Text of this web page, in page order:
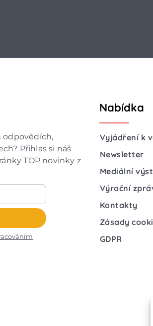
odpovědích,
Přihlas si náš
TOP novinky z
Nabídka
Vyjádření k
Newsletter
Mediální
Výroční
Kontakty
Zásady
GDPR